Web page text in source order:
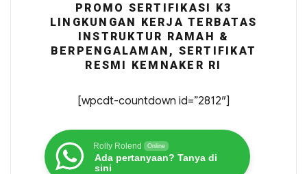
PROMO SERTIFIKASI K3
LINGKUNGAN KERJA TERBATAS
INSTRUKTUR RAMAH &
BERPENGALAMAN, SERTIFIKAT
RESMI KEMNAKER RI
[wpcdt-countdown id=”2812″]
Rolly Rolend Online
Ada pertanyaan? Tanya di
sini